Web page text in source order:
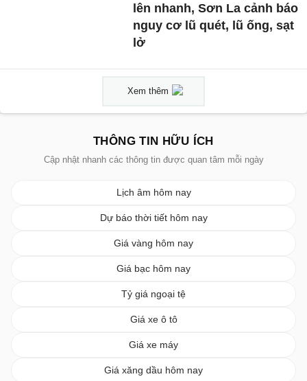
lên nhanh, Sơn La cảnh báo
nguy cơ lũ quét, lũ ống, sạt
lở
Xem thêm
THÔNG TIN HỮU ÍCH
Cập nhật nhanh các thông tin được quan tâm mỗi ngày
Lịch âm hôm nay
Dự báo thời tiết hôm nay
Giá vàng hôm nay
Giá bạc hôm nay
Tỷ giá ngoại tệ
Giá xe ô tô
Giá xe máy
Giá xăng dầu hôm nay